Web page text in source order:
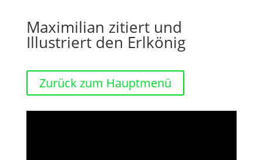
Maximilian zitiert und
Illustriert den Erlkönig
Zurück zum Hauptmenü